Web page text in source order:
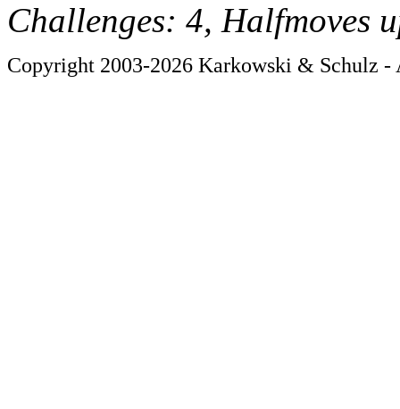
Challenges: 4, Halfmoves
Copyright 2003-2026 Karkowski & Schulz